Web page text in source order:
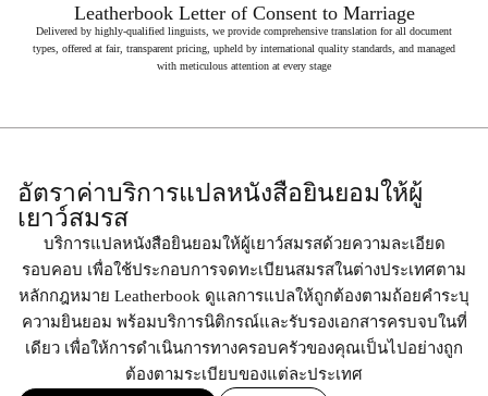
Leatherbook Letter of Consent to Marriage
Delivered by highly-qualified linguists, we provide comprehensive translation for all document
types, offered at fair, transparent pricing, upheld by international quality standards, and managed
with meticulous attention at every stage
อัตราค่าบริการแปลหนังสือยินยอมให้ผู้
เยาว์สมรส
บริการแปลหนังสือยินยอมให้ผู้เยาว์สมรสด้วยความละเอียด
รอบคอบ เพื่อใช้ประกอบการจดทะเบียนสมรสในต่างประเทศตาม
หลักกฎหมาย Leatherbook ดูแลการแปลให้ถูกต้องตามถ้อยคำระบุ
ความยินยอม พร้อมบริการนิติกรณ์และรับรองเอกสารครบจบในที่
เดียว เพื่อให้การดำเนินการทางครอบครัวของคุณเป็นไปอย่างถูก
ต้องตามระเบียบของแต่ละประเทศ